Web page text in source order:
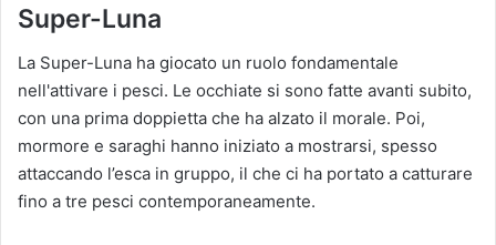
Super-Luna
La Super-Luna ha giocato un ruolo fondamentale
nell'attivare i pesci. Le occhiate si sono fatte avanti subito,
con una prima doppietta che ha alzato il morale. Poi,
mormore e saraghi hanno iniziato a mostrarsi, spesso
attaccando l’esca in gruppo, il che ci ha portato a catturare
fino a tre pesci contemporaneamente.